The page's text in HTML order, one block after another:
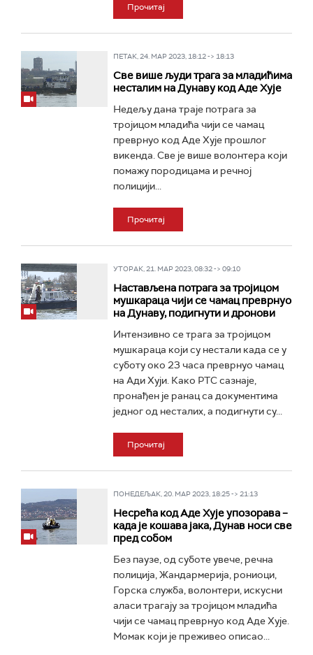
Прочитај
ПЕТАК, 24. МАР 2023, 18:12 -> 18:13
Све више људи трага за младићима
несталим на Дунаву код Аде Хује
Недељу дана траје потрага за
тројицом младића чији се чамац
преврнуо код Аде Хује прошлог
викенда. Све је више волонтера који
помажу породицама и речној
полицији...
Прочитај
УТОРАК, 21. МАР 2023, 08:32 -> 09:10
Настављена потрага за тројицом
мушкараца чији се чамац преврнуо
на Дунаву, подигнути и дронови
Интензивно се трага за тројицом
мушкараца који су нестали када се у
суботу око 23 часа преврнуо чамац
на Ади Хуји. Како РТС сазнаје,
пронађен је ранац са документима
једног од несталих, а подигнути су...
Прочитај
ПОНЕДЕЉАК, 20. МАР 2023, 18:25 -> 21:13
Несрећа код Аде Хује упозорава –
када је кошава јака, Дунав носи све
пред собом
Без паузе, од суботе увече, речна
полиција, Жандармерија, рониоци,
Горска служба, волонтери, искусни
аласи трагају за тројицом младића
чији се чамац преврнуо код Аде Хује.
Момак који је преживео описао...